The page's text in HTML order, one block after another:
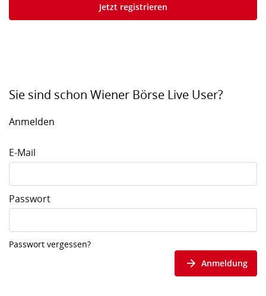
Jetzt registrieren
Sie sind schon Wiener Börse Live User?
Anmelden
E-Mail
Passwort
Passwort vergessen?
Anmeldung